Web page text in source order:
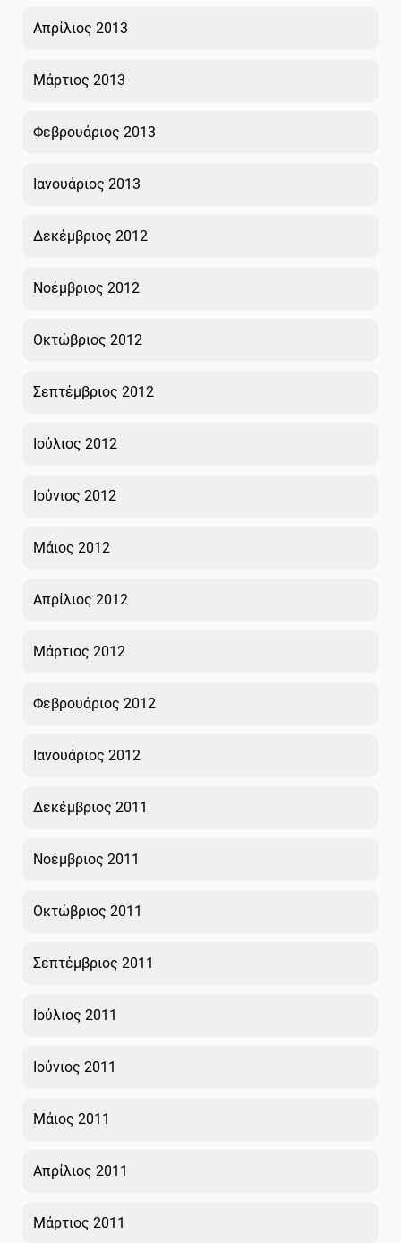
Απρίλιος 2013
Μάρτιος 2013
Φεβρουάριος 2013
Ιανουάριος 2013
Δεκέμβριος 2012
Νοέμβριος 2012
Οκτώβριος 2012
Σεπτέμβριος 2012
Ιούλιος 2012
Ιούνιος 2012
Μάιος 2012
Απρίλιος 2012
Μάρτιος 2012
Φεβρουάριος 2012
Ιανουάριος 2012
Δεκέμβριος 2011
Νοέμβριος 2011
Οκτώβριος 2011
Σεπτέμβριος 2011
Ιούλιος 2011
Ιούνιος 2011
Μάιος 2011
Απρίλιος 2011
Μάρτιος 2011